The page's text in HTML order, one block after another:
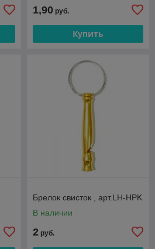
1,90 руб.
Купить
Брелок свисток , арт.LH-HPK
В наличии
2 руб.